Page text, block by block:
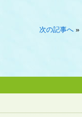
次の記事へ »